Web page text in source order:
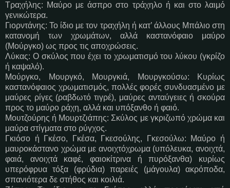
Τραχήλης: Μαύρο με άσπρο στο τράχηλο ή και στο λαιμό
γενικώτερα.
Γιορντάνης: Το ίδιο με τον τραχήλη ή κατ’ άλλους Μπάλιο στη
κατανομή των χρωμάτων, αλλά καστανόφαιο μαύρο
(Μούργκο) ως προς τις αποχρώσεις.
Λύκας: Ο σκύλος που έχει το χρωματισμό του λύκου (γκρίζο
ή καψαλό).
Μούργκο, Μουργκό, Μουργκιά, Μουργκούσω: Κυρίως
καστανόφαιος χρωματισμός, πολλές φορές συνδυασμένο με
μαύρες ρίγες (ραβδωτό τιγρέ), μαύρες ανταύγειες ή σκούρα
προς το μαύρο ράχη, αλλά και υπόξανθο ή φαιό.
Μουτζούρης ή Μουρτζιάπης: Σκύλος με γκριζωπό χρώμα και
μαύρα στίγματα στο ρύγχος.
Γκιόσο ή Γκέσο, Γκέσα, Γκεσούλης, Γκεσούλω: Μαύρο ή
μαυροκάστανο χρώμα με ανοιχτόχρωμα (υπόλευκα, ανοιχτά,
φαιά, ανοιχτά καφέ, φαιοκίτρινα ή πυρόξανθα) κυρίως
υπερόφρυα τόξα (φρύδια) παρειές (μάγουλα) ακρόποδα,
σπανιότερα δε στήθος και κοιλιά.